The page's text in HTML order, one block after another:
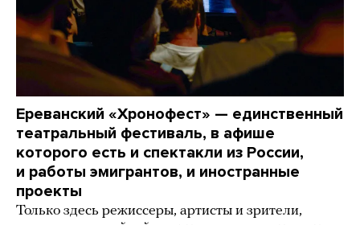
Ереванский «Хронофест» — единственный
театральный фестиваль, в афише
которого есть и спектакли из России,
и работы эмигрантов, и иностранные
проекты
Только здесь режиссеры, артисты и зрители,